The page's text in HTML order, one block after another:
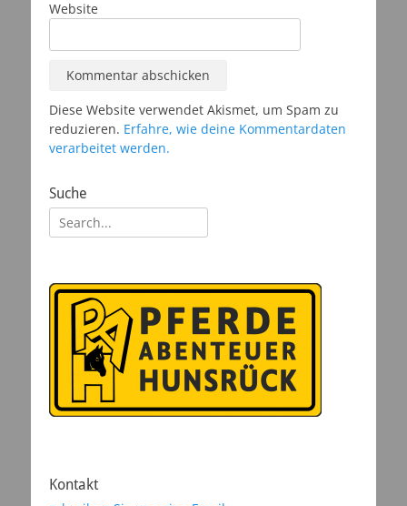
Website
Diese Website verwendet Akismet, um Spam zu
reduzieren. Erfahre, wie deine Kommentardaten
verarbeitet werden.
Suche
Suchen
nach:
Kontakt